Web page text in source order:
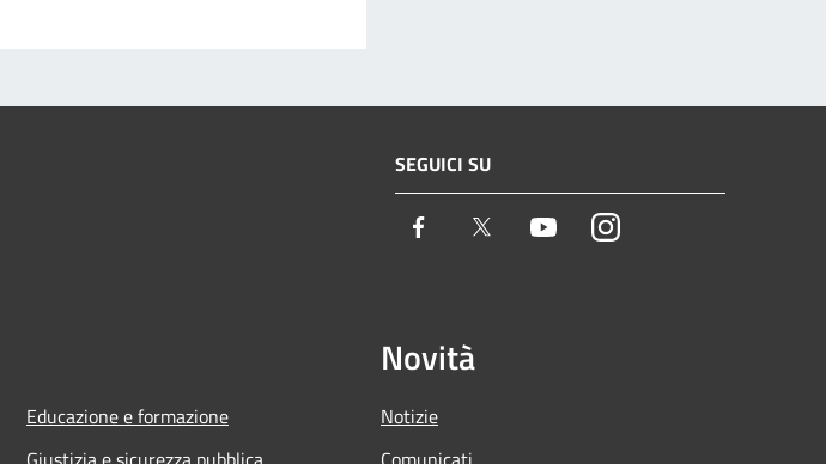
SEGUICI SU
Facebook Twitter YoutubeInstagram
Educazione e formazione
Novità
Notizie